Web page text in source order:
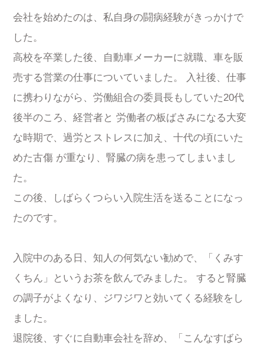
会社を始めたのは、私自身の闘病経験がきっかけで
した。
高校を卒業した後、自動車メーカーに就職、車を販
売する営業の仕事についていました。 入社後、仕事
に携わりながら、労働組合の委員長もしていた20代
後半のころ、経営者と 労働者の板ばさみになる大変
な時期で、過労とストレスに加え、十代の頃にいた
めた古傷 が重なり、腎臓の病を患ってしまいまし
た。
この後、しばらくつらい入院生活を送ることになっ
たのです。
入院中のある日、知人の何気ない勧めで、「くみす
くちん」というお茶を飲んでみました。 すると腎臓
の調子がよくなり、ジワジワと効いてくる経験をし
ました。
退院後、すぐに自動車会社を辞め、「こんなすばら